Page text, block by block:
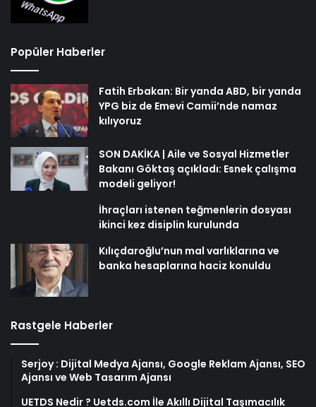
Popüler Haberler
Fatih Erbakan: Bir yanda ABD, bir yanda
YPG biz de Emevi Camii’nde namaz
kılıyoruz
SON DAKİKA | Aile ve Sosyal Hizmetler
Bakanı Göktaş açıkladı: Esnek çalışma
modeli geliyor!
İhraçları istenen teğmenlerin dosyası
ikinci kez disiplin kurulunda
Kılıçdaroğlu’nun mal varlıklarına ve
banka hesaplarına haciz konuldu
Rastgele Haberler
Serjoy : Dijital Medya Ajansı, Google Reklam Ajansı, SEO
Ajansı ve Web Tasarım Ajansı
UETDS Nedir ? Uetds.com İle Akıllı Dijital Taşımacılık